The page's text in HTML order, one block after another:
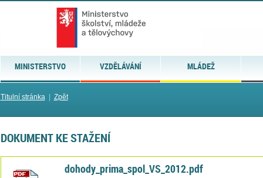
MINISTERSTVO VZDĚLÁVÁNÍ MLÁDEŽ
Titulní stránka| Zpět
DOKUMENT KE STAŽENÍ
dohody_prima_spol_VS_2012.pdf